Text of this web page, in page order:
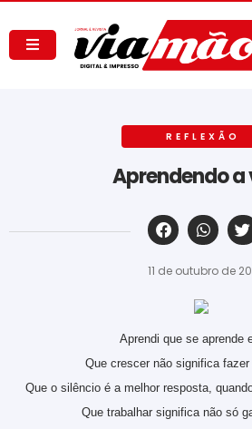
REFLEXÃO
Aprendendo a
11 de outubro de
Aprendi que se aprende
Que crescer não significa
Que o silêncio é a melhor resposta,
Que trabalhar significa não só